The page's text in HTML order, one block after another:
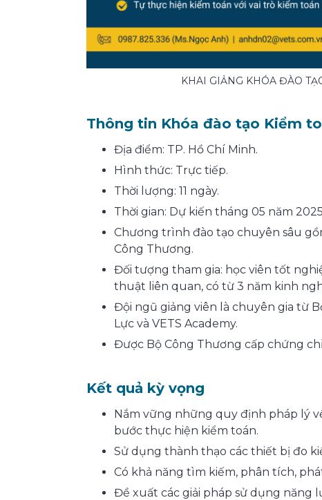
KHAI GIẢNG KHÓA ĐÀO
Thông tin Khóa đào tạo Kiểm
Địa điểm: TP. Hồ Chí Minh.
Hình thức: Trực tiếp.
Thời lượng: 11 ngày.
Thời gian: Dự kiến tháng 05 năm
Chương trình đào tạo chuyên sâu
Công Thương.
Đối tượng tham gia: học viên tốt
thuật liên quan, có từ 3 năm kinh
Đội ngũ giảng viên là chuyên gia từ
Lực và VETS Academy.
Được Bộ Công Thương cấp chứng
Kết quả kỳ vọng
Nắm vững những quy định pháp lý
bước thực hiện kiểm toán.
Sử dụng thành thạo các thiết bị đo
Có khả năng tìm kiếm, phân tích,
Đề xuất các giải pháp sử dụng năng